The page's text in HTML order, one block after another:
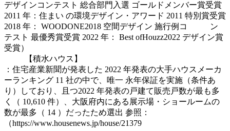
デザインコンテスト 総合部門入選 ゴールドメンバー賞受賞
2011 年：住まい の環境デザイン・アワード 2011 特別賞受賞
2018 年： WOODONE2018 空間デザイン 施行例コ ン
テスト 最優秀賞受賞 2022 年： Best ofHouzz2022 デザイン賞
受賞）
【積水ハウス】
：住宅産業新聞が発表した 2022 年発表の大手ハウスメーカ
ーランキング 11 社の中で、唯一 永年保証を実施（条件あ
り）しており、且つ2022 年発表の戸建て販売戸数が最も多
く（ 10,610 件）、大阪府内にある展示場・ショールームの
数が最多（ 14 ）だったため選出 参照：
（https://www.housenews.jp/house/21379